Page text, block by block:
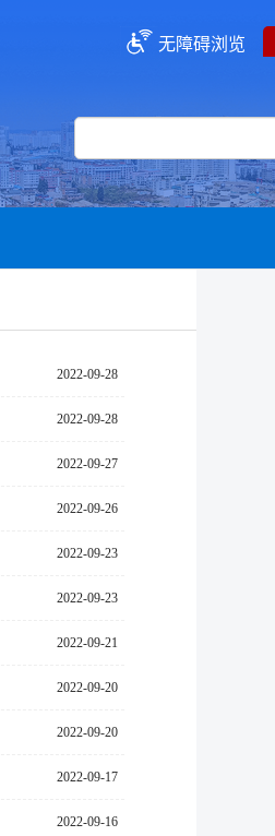
无障碍浏览
2022-09-28
2022-09-28
2022-09-27
2022-09-26
2022-09-23
2022-09-23
2022-09-21
2022-09-20
2022-09-20
2022-09-17
2022-09-16